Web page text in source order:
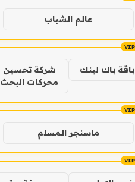
عالم الشباب
باقة باك لينك
شركة تحسين
محركات البحث
ماسنجر المسلم